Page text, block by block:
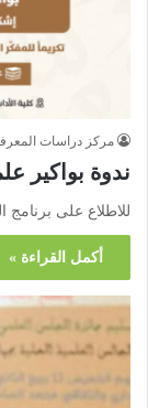
مركز دراسات
ندوة بواكير
للاطلاع على برنامج
أكمل القراءة »